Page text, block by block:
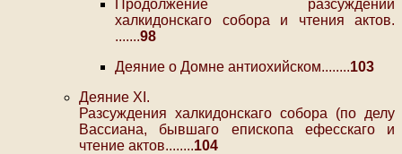
Продолжение разсуждений
халкидонскаго собора и чтения актов.
.......98
Деяние о Домне антиохийском........103
Деяние XI.
Разсуждения халкидонскаго собора (по делу
Вассиана, бывшаго епископа ефесскаго и
чтение актов........104